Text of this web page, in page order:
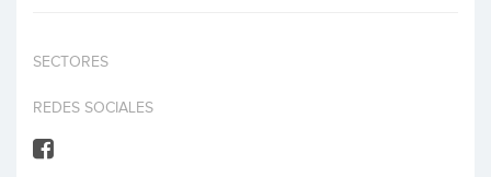
Invertir
SECTORES
REDES SOCIALES